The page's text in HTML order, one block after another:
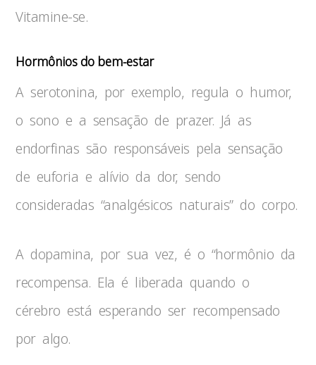
Vitamine-se.
Hormônios do bem-estar
A serotonina, por exemplo, regula o humor,
o sono e a sensação de prazer. Já as
endorfinas são responsáveis pela sensação
de euforia e alívio da dor, sendo
consideradas “analgésicos naturais” do corpo.
A dopamina, por sua vez, é o “hormônio da
recompensa. Ela é liberada quando o
cérebro está esperando ser recompensado
por algo.